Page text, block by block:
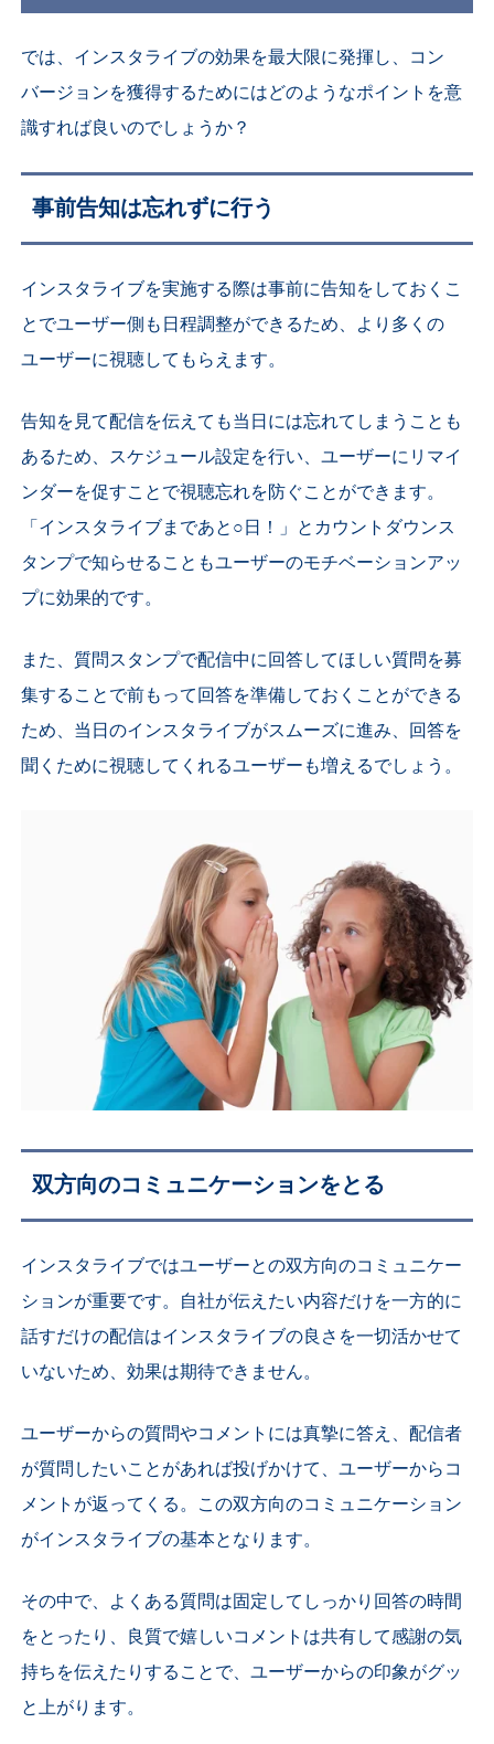
では、インスタライブの効果を最大限に発揮し、コン
バージョンを獲得するためにはどのようなポイントを意
識すれば良いのでしょうか？
事前告知は忘れずに行う
インスタライブを実施する際は事前に告知をしておくこ
とでユーザー側も日程調整ができるため、より多くの
ユーザーに視聴してもらえます。
告知を見て配信を伝えても当日には忘れてしまうことも
あるため、スケジュール設定を行い、ユーザーにリマイ
ンダーを促すことで視聴忘れを防ぐことができます。
「インスタライブまであと○日！」とカウントダウンス
タンプで知らせることもユーザーのモチベーションアッ
プに効果的です。
また、質問スタンプで配信中に回答してほしい質問を募
集することで前もって回答を準備しておくことができる
ため、当日のインスタライブがスムーズに進み、回答を
聞くために視聴してくれるユーザーも増えるでしょう。
双方向のコミュニケーションをとる
インスタライブではユーザーとの双方向のコミュニケー
ションが重要です。自社が伝えたい内容だけを一方的に
話すだけの配信はインスタライブの良さを一切活かせて
いないため、効果は期待できません。
ユーザーからの質問やコメントには真摯に答え、配信者
が質問したいことがあれば投げかけて、ユーザーからコ
メントが返ってくる。この双方向のコミュニケーション
がインスタライブの基本となります。
その中で、よくある質問は固定してしっかり回答の時間
をとったり、良質で嬉しいコメントは共有して感謝の気
持ちを伝えたりすることで、ユーザーからの印象がグッ
と上がります。